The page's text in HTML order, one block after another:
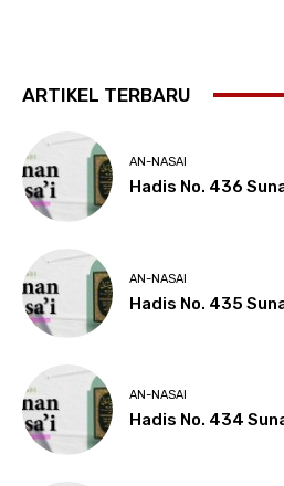
ARTIKEL TERBARU
AN-NASAI
Hadis No. 436
AN-NASAI
Hadis No. 435
AN-NASAI
Hadis No. 434